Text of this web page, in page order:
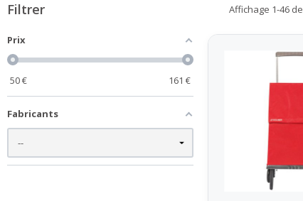
Filtrer
Prix
50€ 161 €
Fabricants
Affichage 1-46